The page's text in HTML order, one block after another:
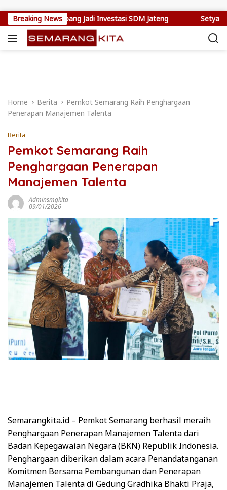
Breaking News
Kerja Jepang Jadi Investasi SDM Jateng Setya
Home Berita
Pemkot Semarang Raih Penghargaan
Penerapan Manajemen Talenta
Berita
Pemkot Semarang Raih
Penghargaan Penerapan
Manajemen Talenta
Adminsmgkita
09/01/2026
Semarangkita.id – Pemkot Semarang berhasil meraih
Penghargaan Penerapan Manajemen Talenta dari
Badan Kepegawaian Negara (BKN) Republik Indonesia.
Penghargaan diberikan dalam acara Penandatanganan
Komitmen Bersama Pembangunan dan Penerapan
Manajemen Talenta di Gedung Gradhika Bhakti Praja,